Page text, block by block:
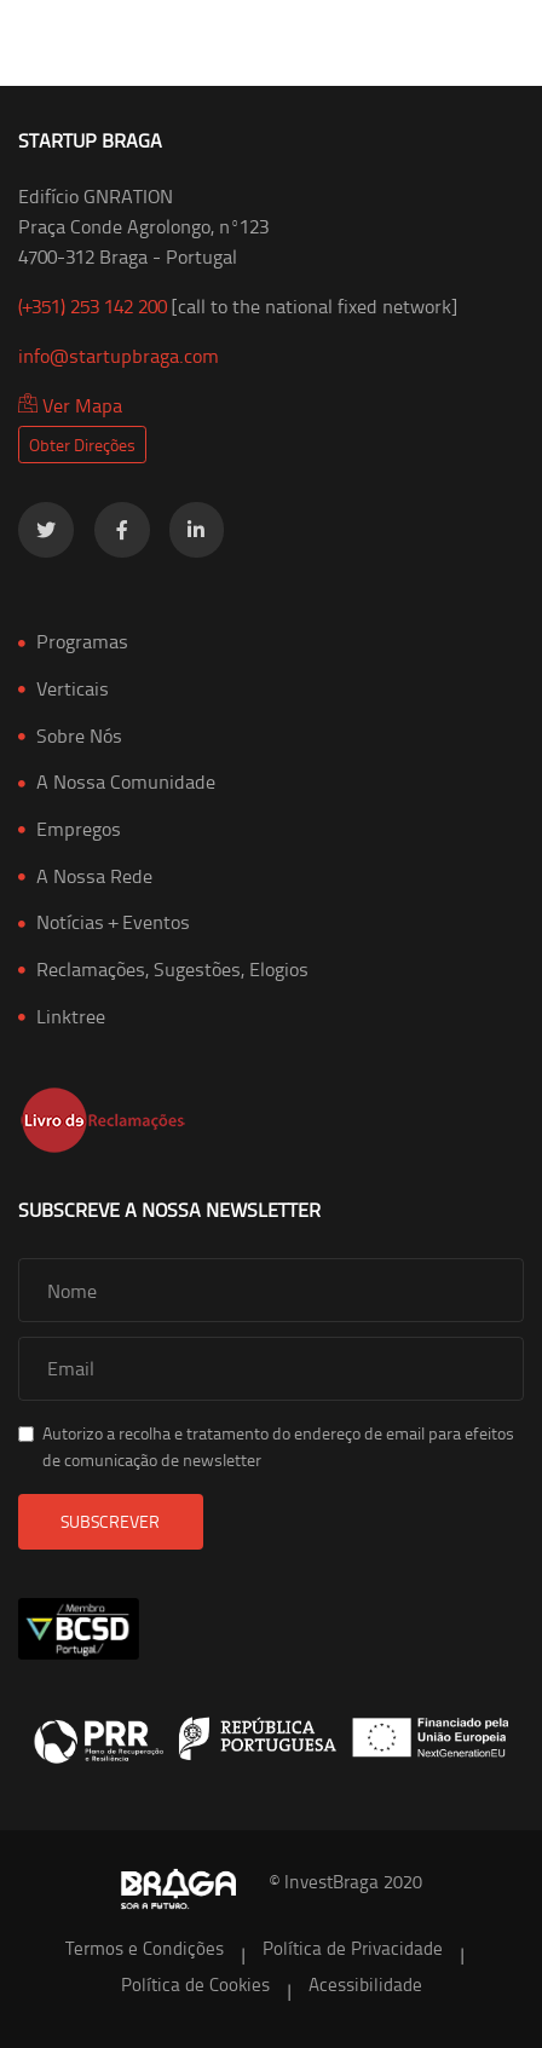
STARTUP BRAGA
Edifício GNRATION
Praça Conde Agrolongo, nº123
4700-312 Braga - Portugal
(+351) 253 142 200[call to the national fixed network]
info@startupbraga.com
Ver Mapa
Obter Direções
Programas
Verticais
Sobre Nós
A Nossa Comunidade
Empregos
A Nossa Rede
Notícias + Eventos
Reclamações, Sugestões, Elogios
Linktree
SUBSCREVE A NOSSA NEWSLETTER
Autorizo a recolha e tratamento do endereço de email para efeitos
de comunicação de newsletter
SUBSCREVER
© InvestBraga 2020
Termos e Condições | Política de Privacidade |
Política de Cookies | Acessibilidade